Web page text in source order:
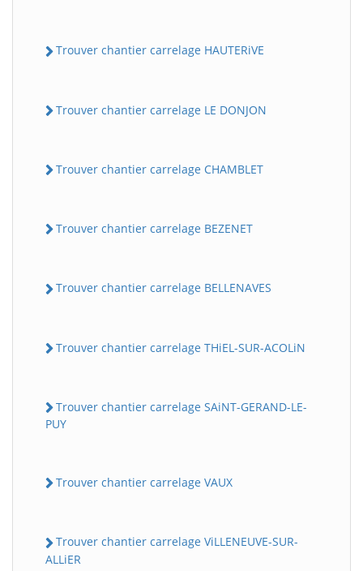
Trouver chantier carrelage HAUTERiVE
Trouver chantier carrelage LE DONJON
Trouver chantier carrelage CHAMBLET
Trouver chantier carrelage BEZENET
Trouver chantier carrelage BELLENAVES
Trouver chantier carrelage THiEL-SUR-ACOLiN
Trouver chantier carrelage SAiNT-GERAND-LE-
PUY
Trouver chantier carrelage VAUX
Trouver chantier carrelage ViLLENEUVE-SUR-
ALLiER